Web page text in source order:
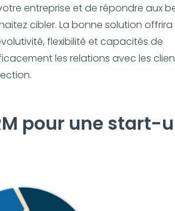
entreprise et de répondre aux
cibler. La bonne solution
flexibilité et capacités de
les relations avec les
pour une start-